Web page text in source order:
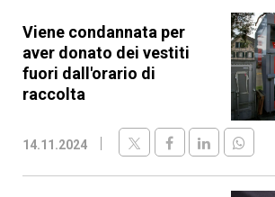
Viene condannata per
aver donato dei vestiti
fuori dall'orario di
raccolta
14.11.2024